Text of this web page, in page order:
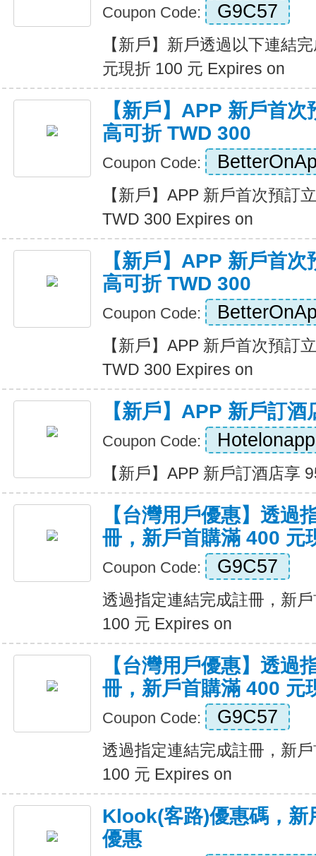
Coupon Code: G9C57
【新戶】新戶透過以下連結
元現折 100 元 Expires on
【新戶】APP 新戶首
高可折 TWD 300
Coupon Code:
【新戶】APP 新戶首次預訂
TWD 300 Expires on
【新戶】APP 新戶首
高可折 TWD 300
Coupon Code:
【新戶】APP 新戶首次預訂
TWD 300 Expires on
【新戶】APP 新戶訂
Coupon Code: Hotelonapp
【新戶】APP 新戶訂酒店享
【台灣用戶優惠】透過
冊，新戶首購滿 400 元
Coupon Code: G9C57
透過指定連結完成註冊，新
100 元 Expires on
【台灣用戶優惠】透過
冊，新戶首購滿 400 元
Coupon Code: G9C57
透過指定連結完成註冊，新
100 元 Expires on
Klook(客路)優惠碼，新
優惠